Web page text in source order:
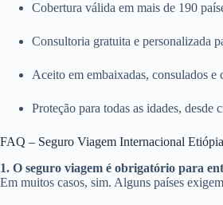
Cobertura válida em mais de 190
Consultoria gratuita e personalizada
Aceito em embaixadas, consulados e
Proteção para todas as idades, desde
FAQ – Seguro Viagem Internacional Etiópia
1. O seguro viagem é obrigatório para
Em muitos casos, sim. Alguns países